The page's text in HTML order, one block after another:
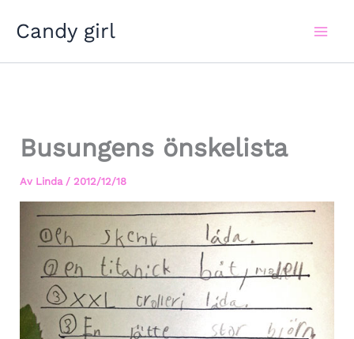
Candy girl
Busungens önskelista
Av Linda / 2012/12/18